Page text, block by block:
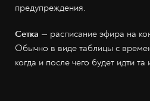
предупреждения.
Сетка — расписание эфира на
Обычно в виде таблицы с
когда и после чего будет идти